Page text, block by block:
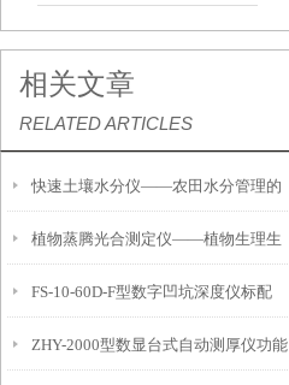
相关文章
RELATED ARTICLES
快速土壤水分仪——农田水分管理的
便携式检测工具
植物蒸腾光合测定仪——植物生理生
态的实时监测设备
FS-10-60D-F型数字凹坑深度仪标配
IP54级表头分辨率0.01mm量程
ZHY-2000型数显台式自动测厚仪功能